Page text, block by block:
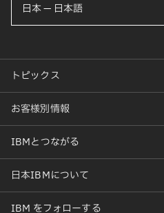
日本 — 日本語